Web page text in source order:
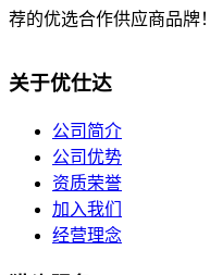
荐的优选合作供应商品牌！
关于优仕达
公司简介
公司优势
资质荣誉
加入我们
经营理念